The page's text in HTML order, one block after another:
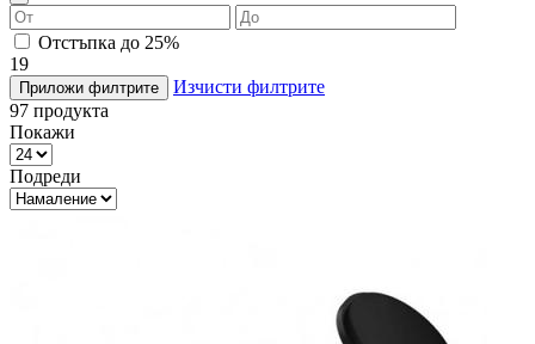
Отстъпка до 25%
19
Приложи филтрите
Изчисти филтрите
97 продукта
Покажи
Подреди